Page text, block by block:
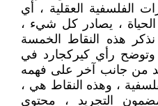
الفلسفية العقلية ، أي
الحياة ، يصادر كل شيء ،
هذه النقاط الخمسة
وتوضح رأي كيركجارد في
من جانب آخر على فهمه
، وهذه النقاط هي ،
التجريد ، محتوى